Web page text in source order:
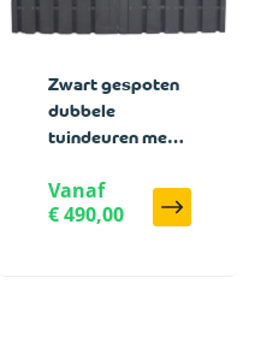
Zwart gespoten
dubbele
tuindeuren met
frame
€ 490,00
Vanaf